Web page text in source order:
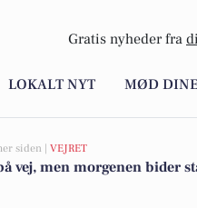
Gratis nyheder fra
LOKALT NYT MØD
siden | VEJRET
vej, men morgenen bider